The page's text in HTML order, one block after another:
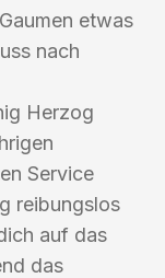
etwas
nach
Herzog
Service
reibungslos
auf das
das